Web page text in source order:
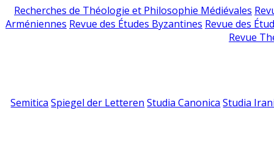
Recherches de Théologie et Philosophie Médiévales
Arméniennes Revue des Études Byzantines Revue des
Revue
Semitica Spiegel der Letteren Studia Canonica Studia